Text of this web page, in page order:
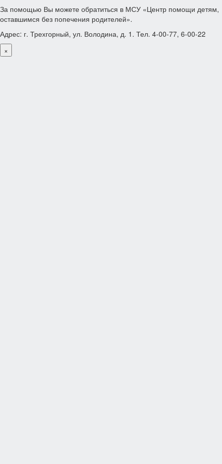
За помощью Вы можете обратиться в МСУ «Центр помощи детям,
оставшимся без попечения родителей».
Адрес: г. Трехгорный, ул. Володина, д. 1. Тел. 4-00-77, 6-00-22
×